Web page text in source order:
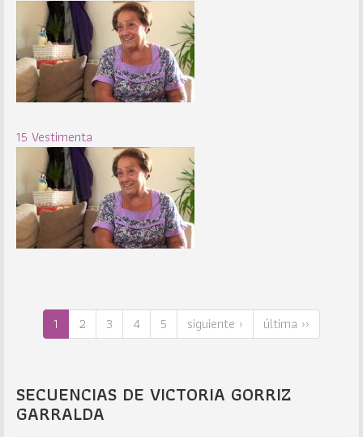
15 Vestimenta
1 2 3 4 5 siguiente › última ››
SECUENCIAS DE VICTORIA GORRIZ
GARRALDA